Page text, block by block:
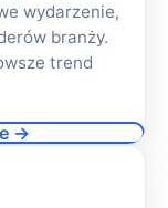
wydarzenie,
branży.
trend
→